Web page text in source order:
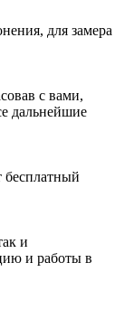
для замера
с вами,
дальнейшие
бесплатный
и
и работы в